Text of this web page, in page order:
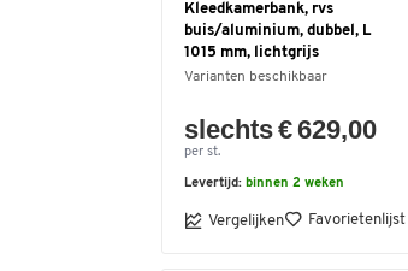
Kleedkamerbank, rvs
buis/aluminium, dubbel, L
1015 mm, lichtgrijs
Varianten beschikbaar
slechts € 629,00
per st.
Levertijd: binnen 2 weken
Vergelijken Favorietenlijst